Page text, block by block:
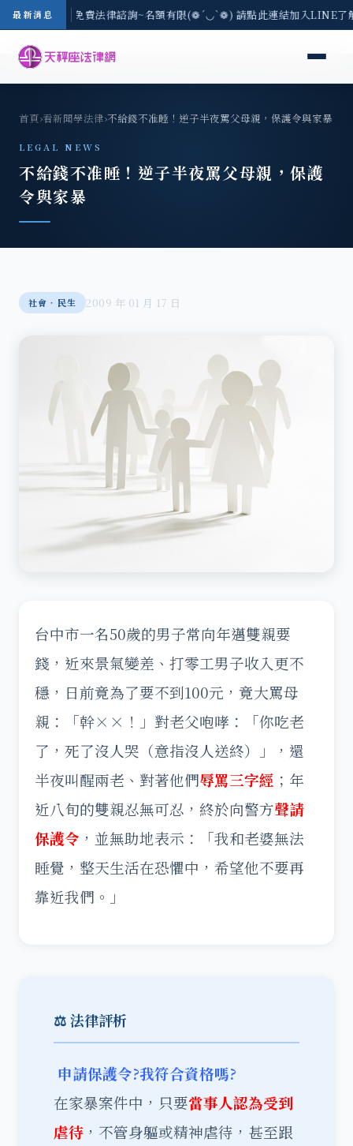
最新消息
-8/3(一) 現場免費法律諮詢~名額有限(❁´◡`❁) 請點此連結加入LINE
首頁›看新聞學法律›不給錢不准睡！逆子半夜罵父母親，保護令與家暴
LEGAL NEWS
不給錢不准睡！逆子半夜罵父母親，保護
令與家暴
社會‧民生 2009 年 01 月 17 日
台中市一名50歲的男子常向年邁雙親要
錢，近來景氣變差、打零工男子收入更不
穩，日前竟為了要不到100元，竟大罵母
親：「幹××！」對老父咆哮：「你吃老
了，死了沒人哭（意指沒人送終）」，還
半夜叫醒兩老、對著他們辱罵三字經 ；年
近八旬的雙親忍無可忍，終於向警方聲請
保護令 ，並無助地表示：「我和老婆無法
睡覺，整天生活在恐懼中，希望他不要再
靠近我們。」
⚖️ 法律評析
申請保護令?我符合資格嗎?
在家暴案件中，只要當事人認為受到
虐待 ，不管身軀或精神虐待，甚至跟